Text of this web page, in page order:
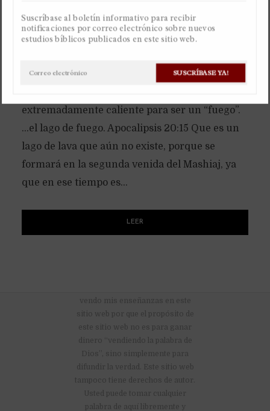
por eso es llamado “lago de fuego”, porque la
extremadamente caliente para ser un “fuego”.
…el lago de fuego. Apocalipsis 20:15 Que es un
lago de lava que aún no existe, porque se
formará en la segunda venida del Mashiaj, ya
que en ese tiempo es...
LEER
vendo mis enseñanzas en este
sitio web por que el propósito de
este sitio web no es para ganar
dinero “vendiendo la palabra de
Dios”, sino simplemente para
difundir la verdad. Este sitio web
tampoco tiene derechos de autor.
Usted puede tomar cualquier
palabra de aquí libremente y
SUSCRÍBASE YA!
Suscríbase al boletín informativo para recibir
notificaciones por correo electrónico sobre nuevos
estudios bíblicos publicados en este sitio web.